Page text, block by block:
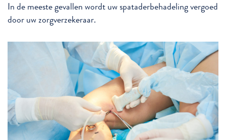
In de meeste gevallen wordt uw spataderbehadeling vergoed
door uw zorgverzekeraar.